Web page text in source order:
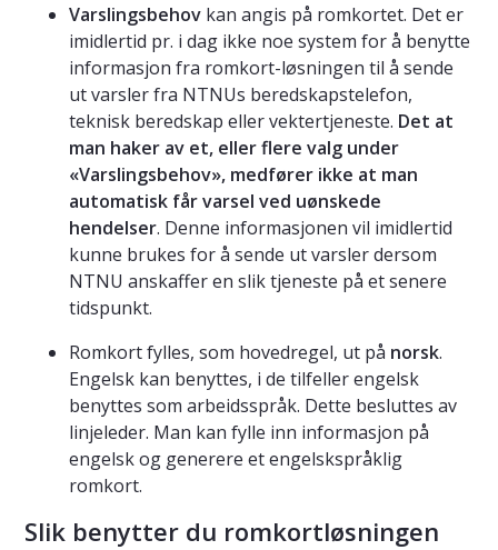
Varslingsbehov kan angis på romkortet. Det er
imidlertid pr. i dag ikke noe system for å benytte
informasjon fra romkort-løsningen til å sende
ut varsler fra NTNUs beredskapstelefon,
teknisk beredskap eller vektertjeneste. Det at
man haker av et, eller flere valg under
«Varslingsbehov», medfører ikke at man
automatisk får varsel ved uønskede
hendelser. Denne informasjonen vil imidlertid
kunne brukes for å sende ut varsler dersom
NTNU anskaffer en slik tjeneste på et senere
tidspunkt.
Romkort fylles, som hovedregel, ut på norsk.
Engelsk kan benyttes, i de tilfeller engelsk
benyttes som arbeidsspråk. Dette besluttes av
linjeleder. Man kan fylle inn informasjon på
engelsk og generere et engelskspråklig
romkort.
Slik benytter du romkortløsningen